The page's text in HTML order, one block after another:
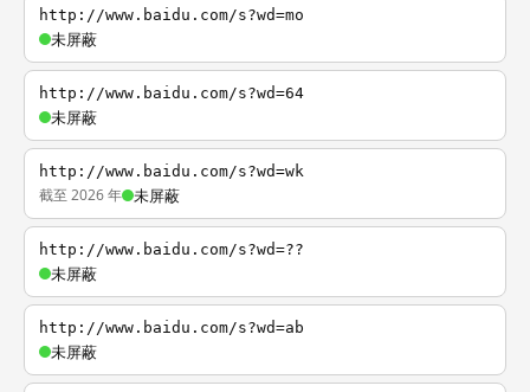
http://www.baidu.com/s?wd=mo
未屏蔽
http://www.baidu.com/s?wd=64
未屏蔽
http://www.baidu.com/s?wd=wk
截至 2026 年 未屏蔽
http://www.baidu.com/s?wd=??
未屏蔽
http://www.baidu.com/s?wd=ab
未屏蔽